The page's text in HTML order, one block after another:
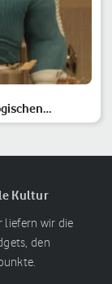
Kultur
liefern wir die
den